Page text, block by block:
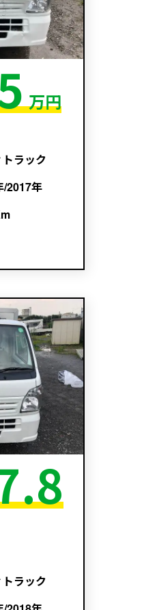
万円
ラック
/2017年
ラック